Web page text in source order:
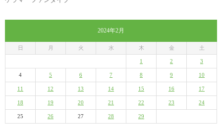
2024年2月
日 月 火 水 木 金 土
1 2 3
4 5 6 7 8 9 10
11 12 13 14 15 16 17
18 19 20 21 22 23 24
25 26 27 28 29